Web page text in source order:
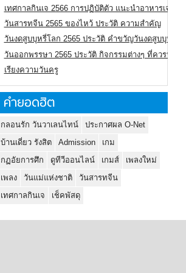
เทศกาลกินเจ 2566 การปฏิบัติตัว แนะนำอาหารเจ
วันสารทจีน 2565 ของไหว้ ประวัติ ความสำคัญ
วันงดสูบบุหรี่โลก 2565 ประวัติ คำขวัญวันงดสูบบุหรี่โลก
วันออกพรรษา 2565 ประวัติ กิจกรรมต่างๆ ที่ควรปฏิบัติ
เรียงความวันครู
คำยอดฮิต
กลอนรัก วันวาเลนไทน์
ประกาศผล O-Net
บ้านเดี่ยว รังสิต
Admission
เกม
กฏอัยการศึก
ดูทีวีออนไลน์ เกมส์
เพลงใหม่
เพลง
วันแม่แห่งชาติ
วันสารทจีน
เทศกาลกินเจ
เช็คพัสดุ